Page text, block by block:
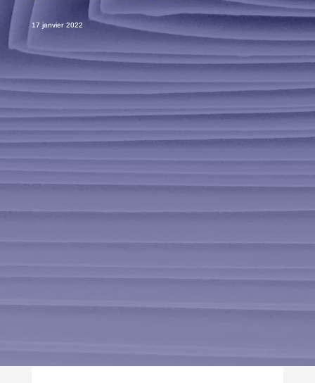
17 janvier 2022